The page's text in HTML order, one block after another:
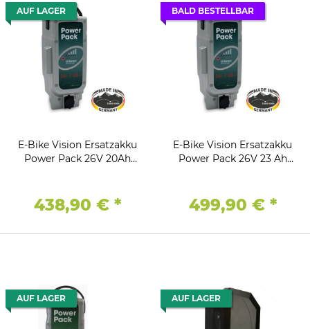
AUF LAGER
E-Bike Vision Ersatzakku
Power Pack 26V 20Ah
438,90 € *
BALD BESTELLBAR
E-Bike Vision Ersatzakku
Power Pack 26V 23 Ah
499,90 € *
AUF LAGER AUF LAGER